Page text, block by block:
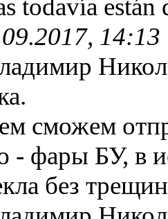
todavía están
14:13
сможем
- фары БУ, в
без